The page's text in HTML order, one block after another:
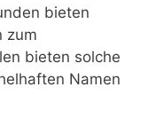
bieten
zum
bieten solche
Namen